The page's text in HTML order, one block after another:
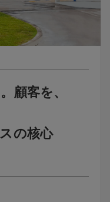
顧客を、
の核心